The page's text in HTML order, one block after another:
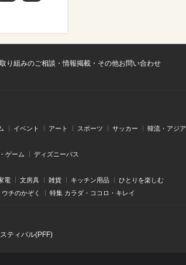
り組みのご相談・情報掲載・その他お問い合わせ
イベント アート スポーツ サッカー 韓流・アジア
ゲーム ディズニーパス
電 文房具 雑貨 キッチン用品 ひとりを楽しむ
チのかぞく 特集 カラダ・ココロ・キレイ
ティバル(PFF)